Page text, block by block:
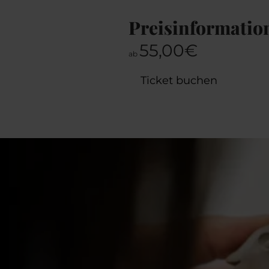
ab 55,00€
Ticket buchen